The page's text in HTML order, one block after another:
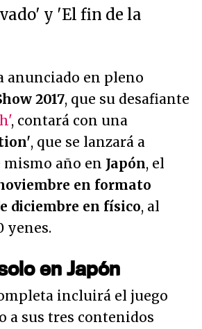
y 'El fin de la
anunciado en pleno
2017, que su desafiante
, contará con una
, que se lanzará a
mismo año en Japón, el
en formato
diciembre en físico, al
yenes.
en Japón
incluirá el juego
a sus tres contenidos